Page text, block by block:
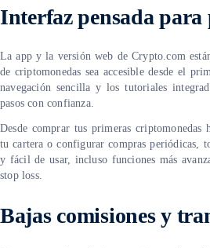
Interfaz pensada
La app y la versión web de Crypto.com
de criptomonedas sea accesible desde el
navegación sencilla y los tutoriales
pasos con confianza.
Desde comprar tus primeras criptomonedas
tu cartera o configurar compras periódicas,
y fácil de usar, incluso funciones más
stop loss.
Bajas comisiones y